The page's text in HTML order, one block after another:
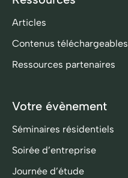
Articles
Contenus téléchargeables
Ressources partenaires
Votre évènement
Séminaires résidentiels
Soirée d’entreprise
Journée d’étude